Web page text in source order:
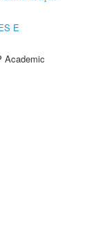
E
Academic